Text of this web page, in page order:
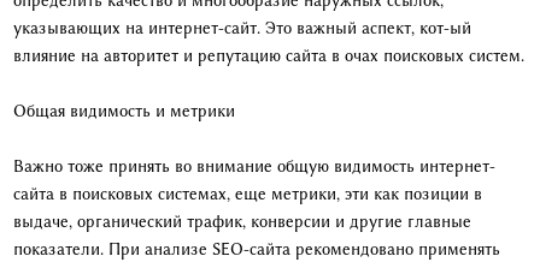
указывающих на интернет-сайт. Это важный аспект, кот-ый
влияние на авторитет и репутацию сайта в очах поисковых систем.
Общая видимость и метрики
Важно тоже принять во внимание общую видимость интернет-
сайта в поисковых системах, еще метрики, эти как позиции в
выдаче, органический трафик, конверсии и другие главные
показатели. При анализе SEO-сайта рекомендовано применять